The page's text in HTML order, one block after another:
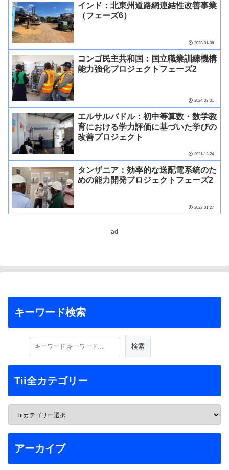
インド：北東州道路網連結性改善事業
（フェーズ6）
2023-01-06
コンゴ民主共和国：国立職業訓練機構
能力強化プロジェクトフェーズ2
2024-03-01
エルサルバドル：初中等算数・数学教
育における学力評価に基づいた学びの
改善プロジェクト
2021-12-24
タンザニア：効率的な送配電系統のた
めの能力開発プロジェクトフェーズ2
2023-01-27
ad
キーワード検索
Tii全カテゴリー
アーカイブ